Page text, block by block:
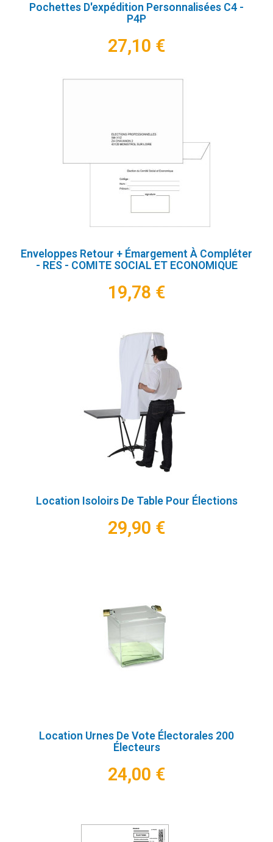
Pochettes D'expédition Personnalisées C4 -
P4P
27,10 €
Enveloppes Retour + Émargement À Compléter
- RES - COMITE SOCIAL ET ECONOMIQUE
19,78 €
Location Isoloirs De Table Pour Élections
29,90 €
Location Urnes De Vote Électorales 200
Électeurs
24,00 €